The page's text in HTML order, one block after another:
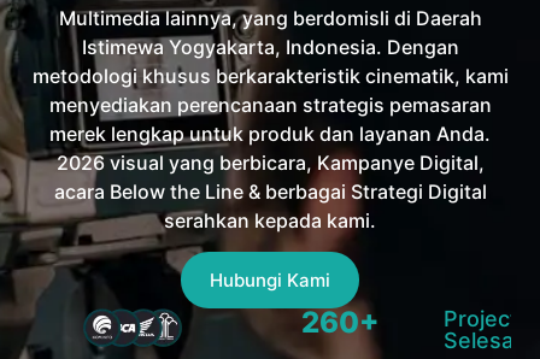
Multimedia lainnya, yang berdomisli di Daerah
Istimewa Yogyakarta, Indonesia. Dengan
metodologi khusus berkarakteristik cinematik, kami
menyediakan perencanaan strategis pemasaran
merek lengkap untuk produk dan layanan Anda.
2026 visual yang berbicara, Kampanye Digital,
acara Below the Line & berbagai Strategi Digital
serahkan kepada kami.
Hubungi Kami
260+
Project
Selesai